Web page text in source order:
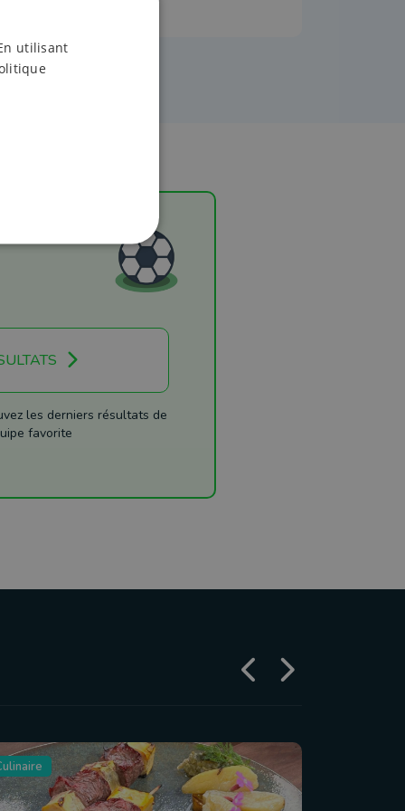
les derniers résultats de
favorite
utilisant